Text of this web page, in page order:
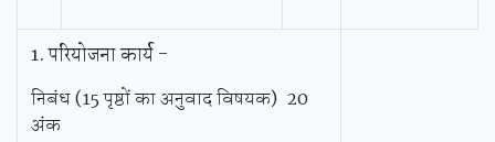
1.परियोजनाकार्य-
निबंध (15 पृष्ठों का अनुवाद विषयक) 20
अंक